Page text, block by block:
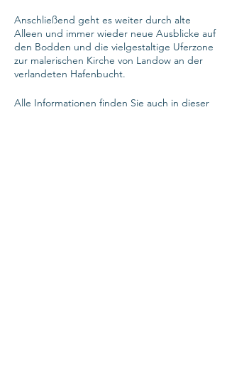
Anschließend geht es weiter durch alte
Alleen und immer wieder neue Ausblicke auf
den Bodden und die vielgestaltige Uferzone
zur malerischen Kirche von Landow an der
verlandeten Hafenbucht.
Alle Informationen finden Sie auch in dieser